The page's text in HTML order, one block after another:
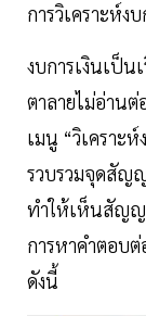
การวิเคราะห์ง
งบการเงินเป็น
ตาลายไม่อ่าน
เมนู “วิเคราะ
รวบรวมจุดสัญ
ทำให้เห็นสัญญ
การหาคำตอบ
ดังนี้